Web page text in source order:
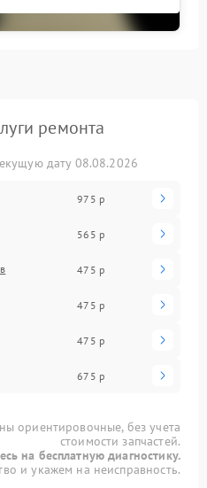
ремонта
дату 08.08.2026
975 р
565 р
475 р
475 р
475 р
675 р
ориентировочные, без учета
стоимости запчастей.
на бесплатную диагностику.
и укажем на неисправность.